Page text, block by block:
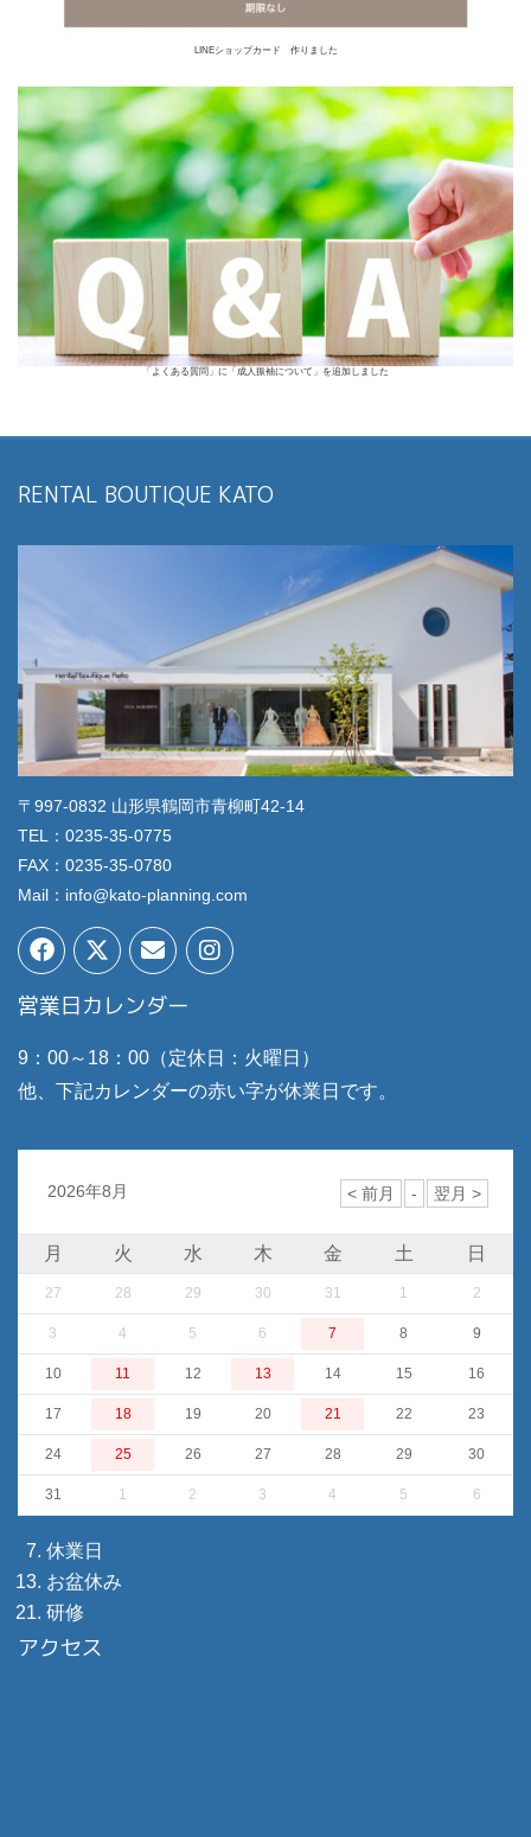
LINEショップカード 作りました
「よくある質問」に「成人振袖について」を追加しました
RENTAL BOUTIQUE KATO
〒997-0832 山形県鶴岡市青柳町42-14
TEL：0235-35-0775
FAX：0235-35-0780
Mail：info@kato-planning.com
営業日カレンダー
9：00～18：00（定休日：火曜日）
他、下記カレンダーの赤い字が休業日です。
2026年8月
月 火 水 木 金 土 日
27 28 29 30 31 1 2
3 4 5 6 7 8 9
10 11 12 13 14 15 16
17 18 19 20 21 22 23
24 25 26 27 28 29 30
31 1 2 3 4 5 6
休業日
お盆休み
研修
アクセス